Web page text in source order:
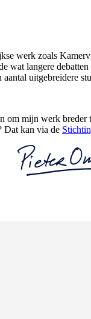
werk zoals
wat langere
aantal uitgebreidere
om mijn werk breder
Dat kan via de